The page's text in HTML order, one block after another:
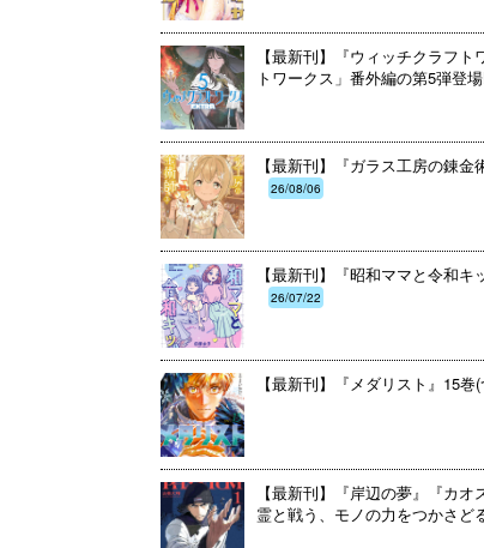
【最新刊】『ウィッチクラフ
トワークス」番外編の第5弾登
【最新刊】『ガラス工房の錬
26/08/06
【最新刊】『昭和ママと令和
26/07/22
【最新刊】『メダリスト』15
【最新刊】『岸辺の夢』『カ
霊と戦う、モノの力をつかさど